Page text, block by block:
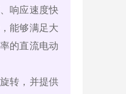
响应速度快
能够满足大
的直流电动
转，并提供